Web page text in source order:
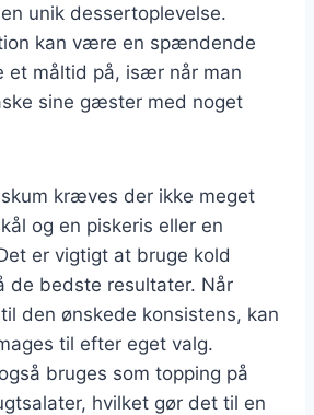
unik dessertoplevelse.
kan være en spændende
et måltid på, især når man
sine gæster med noget
kræves der ikke meget
og en piskeris eller en
er vigtigt at bruge kold
de bedste resultater. Når
den ønskede konsistens, kan
til efter eget valg.
bruges som topping på
hvilket gør det til en